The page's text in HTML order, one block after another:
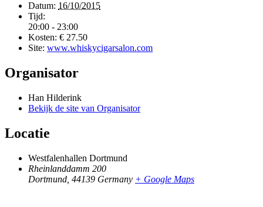
Datum: 16/10/2015
Tijd:
20:00 - 23:00
Kosten: € 27.50
Site: www.whiskycigarsalon.com
Organisator
Han Hilderink
Bekijk de site van Organisator
Locatie
Westfalenhallen Dortmund
Rheinlanddamm 200
Dortmund 44139 Germany + Google Maps